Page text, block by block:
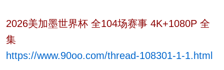
2026美加墨世界杯 全104场赛事 4K+1080P 全
集
https://www.90oo.com/thread-108301-1-1.html